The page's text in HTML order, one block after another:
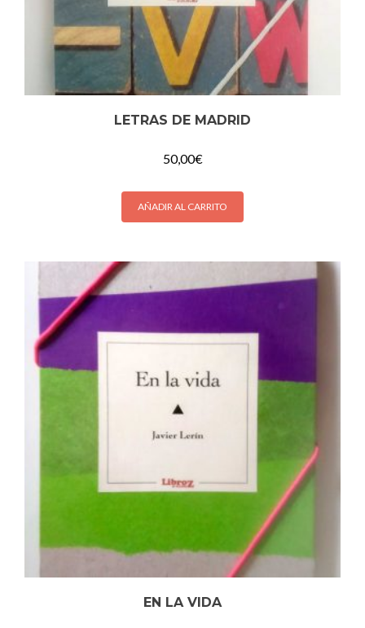
LETRAS DE MADRID
50,00€
AÑADIR AL CARRITO
EN LA VIDA